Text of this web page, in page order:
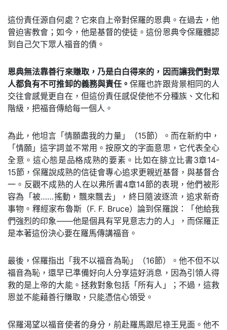
這份責任源自何處？它來自上帝對保羅的恩典。在過去，他
曾迫害教會；如今，他是基督的使徒。這份恩典令保羅體認
到自己欠下眾人福音的債。
恩典無法靠善行來賺取，乃是白白得來的，因而讓我們對眾
人都負有不可推卸的義務與責任。保羅也許跟背景相同的人
交往會感覺更自在，但這份責任感促使他不分種族、文化和
階級，把福音傳給每一個人。
為此，他坦言「情願盡我的力量」（15節）。而在新約中，
「情願」這字詞並不常用。按原文的字面意思，它代表全心
全意。這心態是品格成熟的要素。比如在腓立比書3章14-
15節，保羅說成熟的信徒會專心追求更親近基督，與基督合
一。反觀不成熟的人在以弗所書4章14節的表現，他們被形
容為「被……搖動，飄來飄去」，終日隨波逐流，追求新奇
事物。釋經家布魯斯（F. F. Bruce）論到保羅說：「他給我
們強烈的印象——他是個具有罕見意志力的人」，而保羅正
是本著這份決心要在羅馬傳講福音。
最後，保羅指出「我不以福音為恥」（16節）。他不但不以
福音為恥，還早已準備好向人分享這好消息，因為引領人得
救的是上帝的大能。拯救對象包括「所有人」；不過，這救
恩並不能藉善行賺取，只能憑信心領受。
保羅渴望以福音使者的身分，前赴羅馬跟尼祿王見面。他不